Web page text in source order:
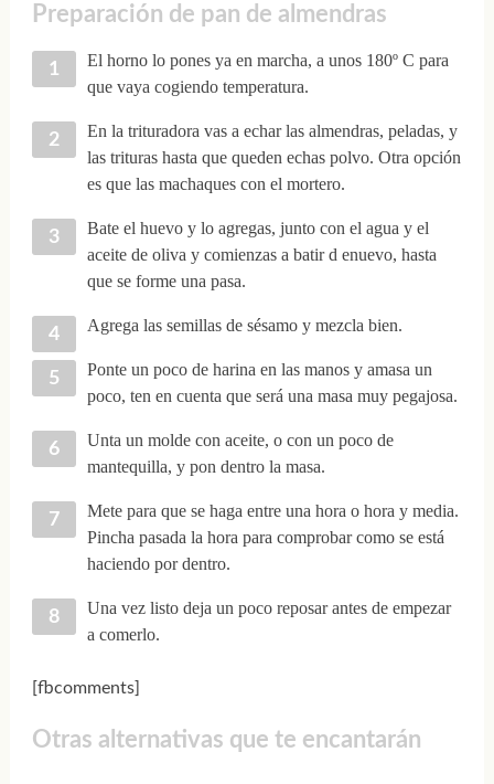
Preparación de pan de almendras
El horno lo pones ya en marcha, a unos 180º C para
que vaya cogiendo temperatura.
En la trituradora vas a echar las almendras, peladas, y
las trituras hasta que queden echas polvo. Otra opción
es que las machaques con el mortero.
Bate el huevo y lo agregas, junto con el agua y el
aceite de oliva y comienzas a batir d enuevo, hasta
que se forme una pasa.
Agrega las semillas de sésamo y mezcla bien.
Ponte un poco de harina en las manos y amasa un
poco, ten en cuenta que será una masa muy pegajosa.
Unta un molde con aceite, o con un poco de
mantequilla, y pon dentro la masa.
Mete para que se haga entre una hora o hora y media.
Pincha pasada la hora para comprobar como se está
haciendo por dentro.
Una vez listo deja un poco reposar antes de empezar
a comerlo.
[fbcomments]
Otras alternativas que te encantarán